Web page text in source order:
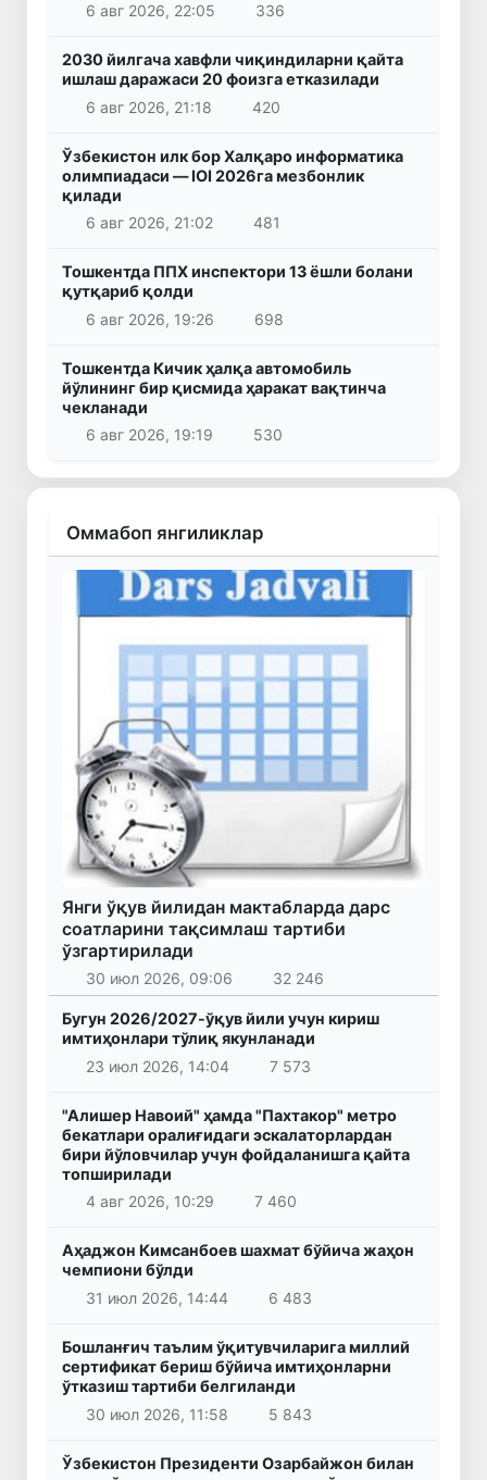
6 авг 2026, 22:05
336
2030 йилгача хавфли чиқиндиларни қайта
ишлаш даражаси 20 фоизга етказилади
6 авг 2026, 21:18
420
Ўзбекистон илк бор Халқаро информатика
олимпиадаси — IOI 2026га мезбонлик
қилади
6 авг 2026, 21:02
481
Тошкентда ППХ инспектори 13 ёшли болани
қутқариб қолди
6 авг 2026, 19:26
698
Тошкентда Кичик ҳалқа автомобиль
йўлининг бир қисмида ҳаракат вақтинча
чекланади
6 авг 2026, 19:19
530
Оммабоп янгиликлар
Янги ўқув йилидан мактабларда дарс
соатларини тақсимлаш тартиби
ўзгартирилади
30 июл 2026, 09:06 32 246
Бугун 2026/2027-ўқув йили учун кириш
имтиҳонлари тўлиқ якунланади
23 июл 2026, 14:04
7 573
"Алишер Навоий" ҳамда "Пахтакор" метро
бекатлари оралиғидаги эскалаторлардан
бири йўловчилар учун фойдаланишга қайта
топширилади
4 авг 2026, 10:29
7 460
Аҳаджон Кимсанбоев шахмат бўйича жаҳон
чемпиони бўлди
31 июл 2026, 14:44
6 483
Бошланғич таълим ўқитувчиларига миллий
сертификат бериш бўйича имтиҳонларни
ўтказиш тартиби белгиланди
30 июл 2026, 11:58
5 843
Ўзбекистон Президенти Озарбайжон билан